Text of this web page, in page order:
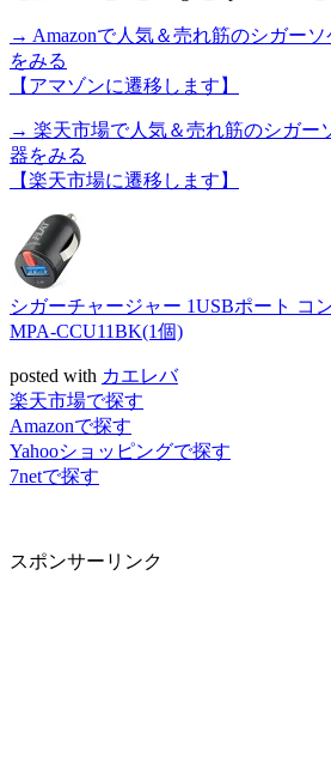
→ Amazonで人気＆売れ筋のシガー
をみる
【アマゾンに遷移します】
→ 楽天市場で人気＆売れ筋のシガー
器をみる
【楽天市場に遷移します】
シガーチャージャー 1USBポート コ
MPA-CCU11BK(1個)
posted with カエレバ
楽天市場で探す
Amazonで探す
Yahooショッピングで探す
7netで探す
スポンサーリンク